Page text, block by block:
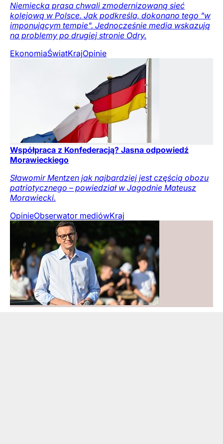
Niemiecka prasa chwali zmodernizowaną sieć
kolejową w Polsce. Jak podkreśla, dokonano tego "w
imponującym tempie". Jednocześnie media wskazują
na problemy po drugiej stronie Odry.
EkonomiaŚwiatKrajOpinie
Współpraca z Konfederacją? Jasna odpowiedź
Morawieckiego
Sławomir Mentzen jak najbardziej jest częścią obozu
patriotycznego – powiedział w Jagodnie Mateusz
Morawiecki.
OpinieObserwator mediówKraj